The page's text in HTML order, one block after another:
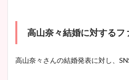
池
高山奈々結婚に対するフ
高山奈々さんの結婚発表に対し、